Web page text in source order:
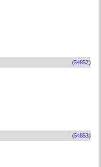
(54852)
(54853)